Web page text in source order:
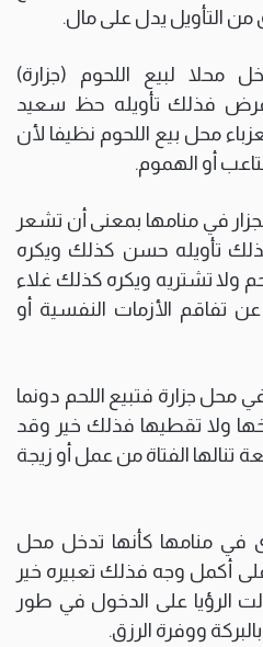
من التأويل يدل على مال.
محلا لبيع اللحوم (جزارة)
فذلك تأويله حظ سعيد
محل بيع اللحوم نظيفا لأن
أو الهموم.
في منامها بمعنى أن تشعر
تأويله حسن كذلك ويكره
ولا تشتريه ويكره كذلك غلاء
تفاقم الأزمات النفسية أو
محل جزارة فتبيع اللحم دونما
ولا تقطيها فذلك خير وقد
تنالها الفتاة من عمل أو زيجة
في منامها كأنها تدخل محل
أكمل وجه فذلك تعبيره خير
الرؤيا على الدخول في طور
ووفرة الرزق.